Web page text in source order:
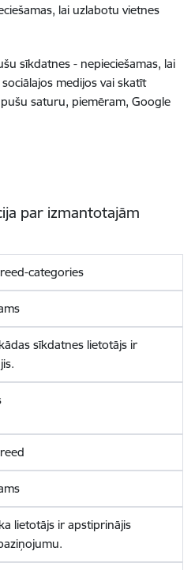
lai uzlabotu vietnes
sīkdatnes - nepieciešamas, lai
medijos vai skatīt
saturu, piemēram, Google
par izmantotajām
categories
sīkdatnes lietotājs ir
lietotājs ir apstiprinājis